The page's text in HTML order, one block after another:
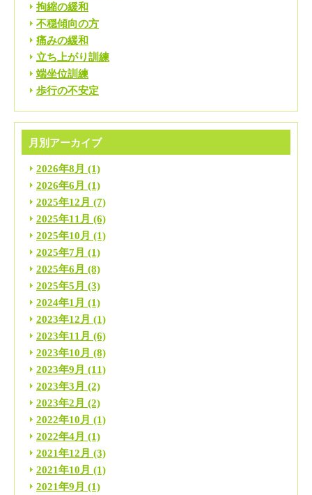
拘縮の緩和
不穏傾向の方
痛みの緩和
立ち上がり訓練
端坐位訓練
歩行の不安定
月別アーカイブ
2026年8月 (1)
2026年6月 (1)
2025年12月 (7)
2025年11月 (6)
2025年10月 (1)
2025年7月 (1)
2025年6月 (8)
2025年5月 (3)
2024年1月 (1)
2023年12月 (1)
2023年11月 (6)
2023年10月 (8)
2023年9月 (11)
2023年3月 (2)
2023年2月 (2)
2022年10月 (1)
2022年4月 (1)
2021年12月 (3)
2021年10月 (1)
2021年9月 (1)